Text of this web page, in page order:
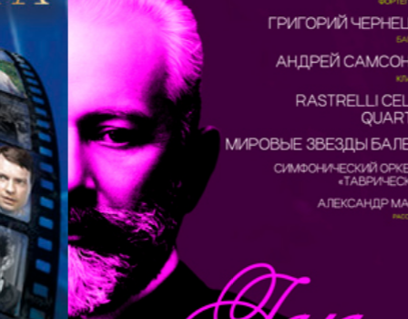
Причал посадки:Адмиралтейство,
Адмиралтейская набережная 10 (городской
Причал высадки:угол Потемкинской улицы и
Воскресенской набережной